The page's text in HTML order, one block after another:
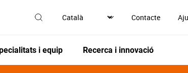
Contacte
i equip Recerca i innovació